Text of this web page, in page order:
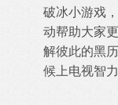
破冰小游戏
动帮助大家
解彼此的黑
候上电视智